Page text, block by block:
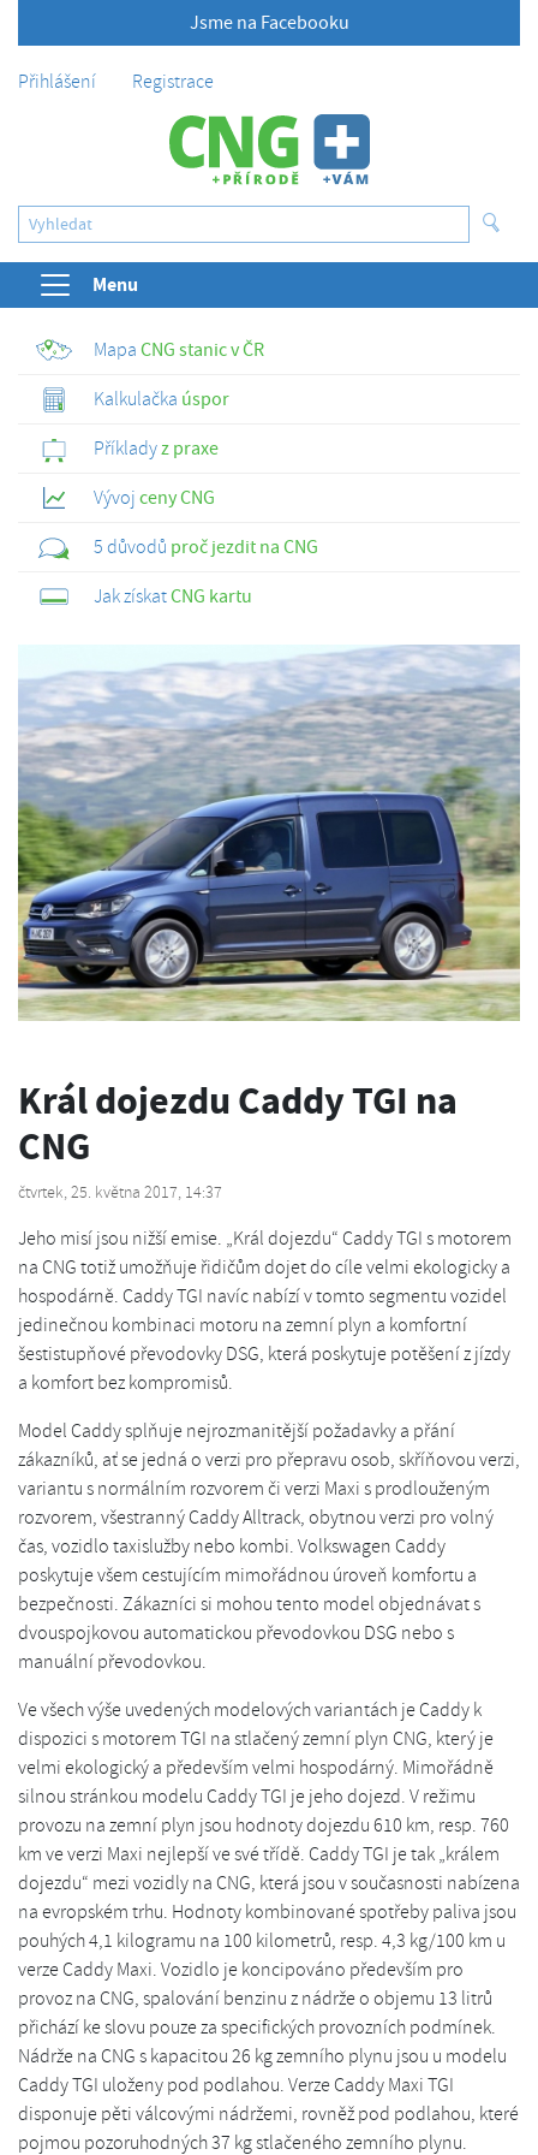
Jsme na Facebooku
Přihlášení Registrace
Menu
Mapa CNG stanic v ČR
Kalkulačka úspor
Příkladyz praxe
Vývoj ceny CNG
5 důvodů proč jezdit na CNG
Jak získatCNG kartu
Král dojezdu Caddy TGI na
CNG
čtvrtek, 25. května 2017, 14:37
Jeho misí jsou nižší emise. „Král dojezdu“ Caddy TGI s motorem
na CNG totiž umožňuje řidičům dojet do cíle velmi ekologicky a
hospodárně. Caddy TGI navíc nabízí v tomto segmentu vozidel
jedinečnou kombinaci motoru na zemní plyn a komfortní
šestistupňové převodovky DSG, která poskytuje potěšení z jízdy
a komfort bez kompromisů.
Model Caddy splňuje nejrozmanitější požadavky a přání
zákazníků, ať se jedná o verzi pro přepravu osob, skříňovou verzi,
variantu s normálním rozvorem či verzi Maxi s prodlouženým
rozvorem, všestranný Caddy Alltrack, obytnou verzi pro volný
čas, vozidlo taxislužby nebo kombi. Volkswagen Caddy
poskytuje všem cestujícím mimořádnou úroveň komfortu a
bezpečnosti. Zákazníci si mohou tento model objednávat s
dvouspojkovou automatickou převodovkou DSG nebo s
manuální převodovkou.
Ve všech výše uvedených modelových variantách je Caddy k
dispozici s motorem TGI na stlačený zemní plyn CNG, který je
velmi ekologický a především velmi hospodárný. Mimořádně
silnou stránkou modelu Caddy TGI je jeho dojezd. V režimu
provozu na zemní plyn jsou hodnoty dojezdu 610 km, resp. 760
km ve verzi Maxi nejlepší ve své třídě. Caddy TGI je tak „králem
dojezdu“ mezi vozidly na CNG, která jsou v současnosti nabízena
na evropském trhu. Hodnoty kombinované spotřeby paliva jsou
pouhých 4,1 kilogramu na 100 kilometrů, resp. 4,3 kg/100 km u
verze Caddy Maxi. Vozidlo je koncipováno především pro
provoz na CNG, spalování benzinu z nádrže o objemu 13 litrů
přichází ke slovu pouze za specifických provozních podmínek.
Nádrže na CNG s kapacitou 26 kg zemního plynu jsou u modelu
Caddy TGI uloženy pod podlahou. Verze Caddy Maxi TGI
disponuje pěti válcovými nádržemi, rovněž pod podlahou, které
pojmou pozoruhodných 37 kg stlačeného zemního plynu.